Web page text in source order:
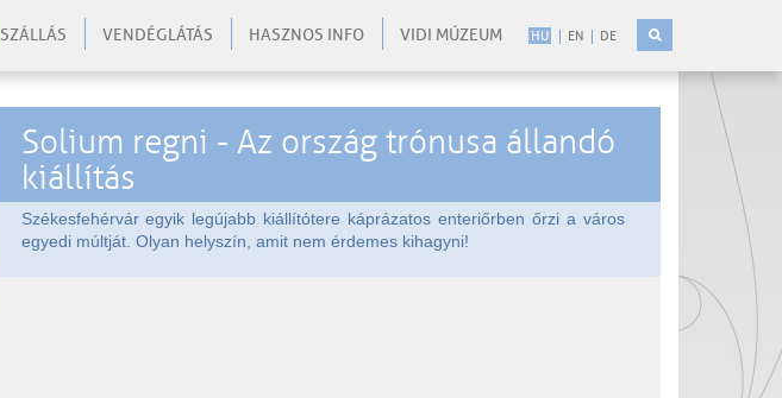
HU EN DE
SZÁLLÁS VENDÉGLÁTÁS HASZNOS INFO VIDI MÚZEUM
Solium regni - Az ország trónusa állandó
kiállítás
Székesfehérvár egyik legújabb kiállítótere káprázatos enteriőrben őrzi a város
egyedi múltját. Olyan helyszín, amit nem érdemes kihagyni!